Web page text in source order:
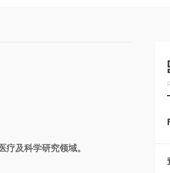
及科学研究领域。